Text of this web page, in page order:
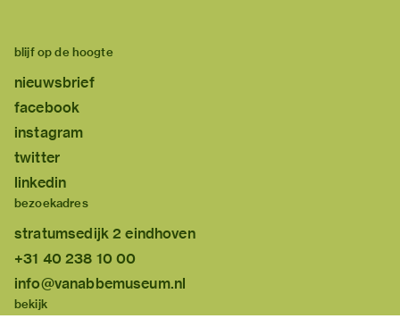
blijf op de hoogte
nieuwsbrief
facebook
instagram
twitter
linkedin
bezoekadres
stratumsedijk 2 eindhoven
+31 40 238 10 00
info@vanabbemuseum.nl
bekijk